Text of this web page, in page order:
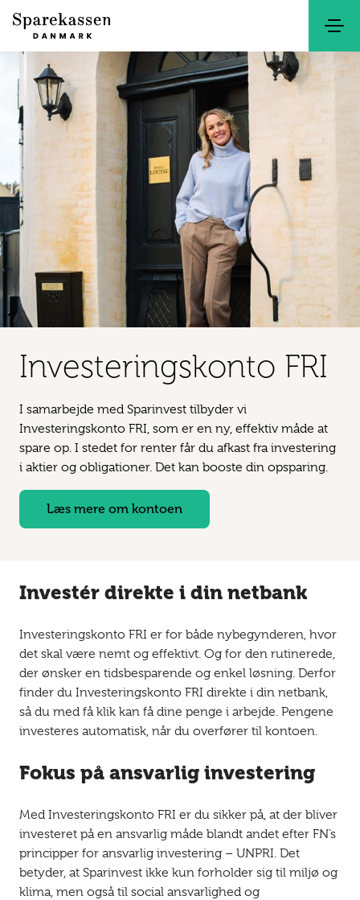
Investerings­konto FRI
I samarbejde med Sparinvest tilbyder vi
Investeringskonto FRI, som er en ny, effektiv måde at
spare op. I stedet for renter får du afkast fra investering
i aktier og obligationer. Det kan booste din opsparing.
Læs mere om kontoen
Investér direkte i din netbank
Investeringskonto FRI er for både nybegynderen, hvor
det skal være nemt og effektivt. Og for den rutinerede,
der ønsker en tids­besparende og enkel løsning. Derfor
finder du Investeringskonto FRI direkte i din netbank,
så du med få klik kan få dine penge i arbejde. Pengene
investeres automatisk, når du overfører til kontoen.
Fokus på ansvarlig investering
Med Investeringskonto FRI er du sikker på, at der bliver
investeret på en ansvarlig måde blandt andet efter FN’s
principper for ansvarlig investering – UNPRI. Det
betyder, at Sparinvest ikke kun forholder sig til miljø og
klima, men også til social ansvarlighed og